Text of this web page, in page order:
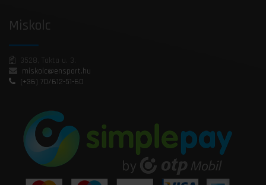
Miskolc
3528, Takta u. 3.
miskolc@ensport.hu
(+36) 70/612-51-60